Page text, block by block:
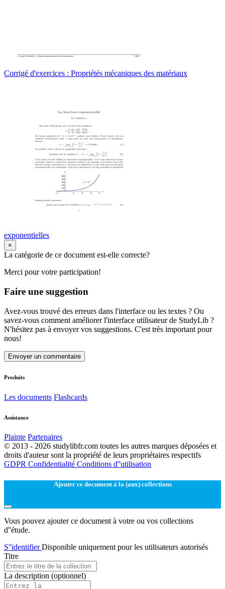
Corrigé d'exercices : Propriétés mécaniques des matériaux
exponentielles
×
La catégorie de ce document est-elle correcte?
Merci pour votre participation!
Faire une suggestion
Avez-vous trouvé des erreurs dans l'interface ou les textes ? Ou
savez-vous comment améliorer l'interface utilisateur de StudyLib ?
N'hésitez pas à envoyer vos suggestions. C'est très important pour
nous!
Envoyer un commentaire
Produits
Les documents Flashcards
Assistance
Plainte Partenaires
© 2013 - 2026 studylibfr.com toutes les autres marques déposées et
droits d'auteur sont la propriété de leurs propriétaires respectifs
GDPR Confidentialité Conditions d''utilisation
Ajouter ce document à la (aux) collections
Vous pouvez ajouter ce document à votre ou vos collections
d''étude.
S''identifierDisponible uniquement pour les utilisateurs autorisés
Titre
La description (optionnel)